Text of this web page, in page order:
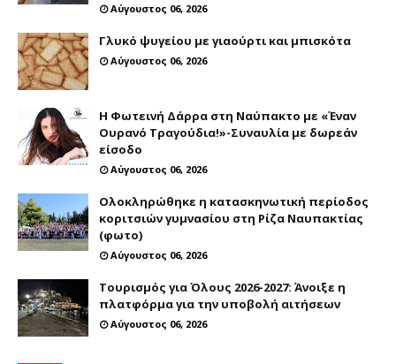
Αύγουστος 06, 2026
Γλυκό ψυγείου με γιαούρτι και μπισκότα
Αύγουστος 06, 2026
Η Φωτεινή Δάρρα στη Ναύπακτο με «Έναν
Ουρανό Τραγούδια!»-Συναυλία με δωρεάν
είσοδο
Αύγουστος 06, 2026
Ολοκληρώθηκε η κατασκηνωτική περίοδος
κοριτσιών γυμνασίου στη Ρίζα Ναυπακτίας
(φωτο)
Αύγουστος 06, 2026
Τουρισμός για Όλους 2026-2027: Άνοιξε η
πλατφόρμα για την υποβολή αιτήσεων
Αύγουστος 06, 2026